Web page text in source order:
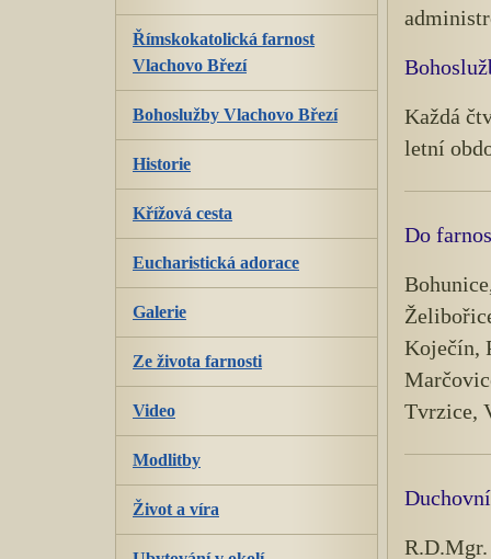
Každá
letní
Do
Koječín,
Tvrzice,
Římskokatolická farnost
Vlachovo Březí
Bohoslužby Vlachovo Březí
Historie
Křížová cesta
Eucharistická adorace
Galerie
Ze života farnosti
Video
Modlitby
Život a víra